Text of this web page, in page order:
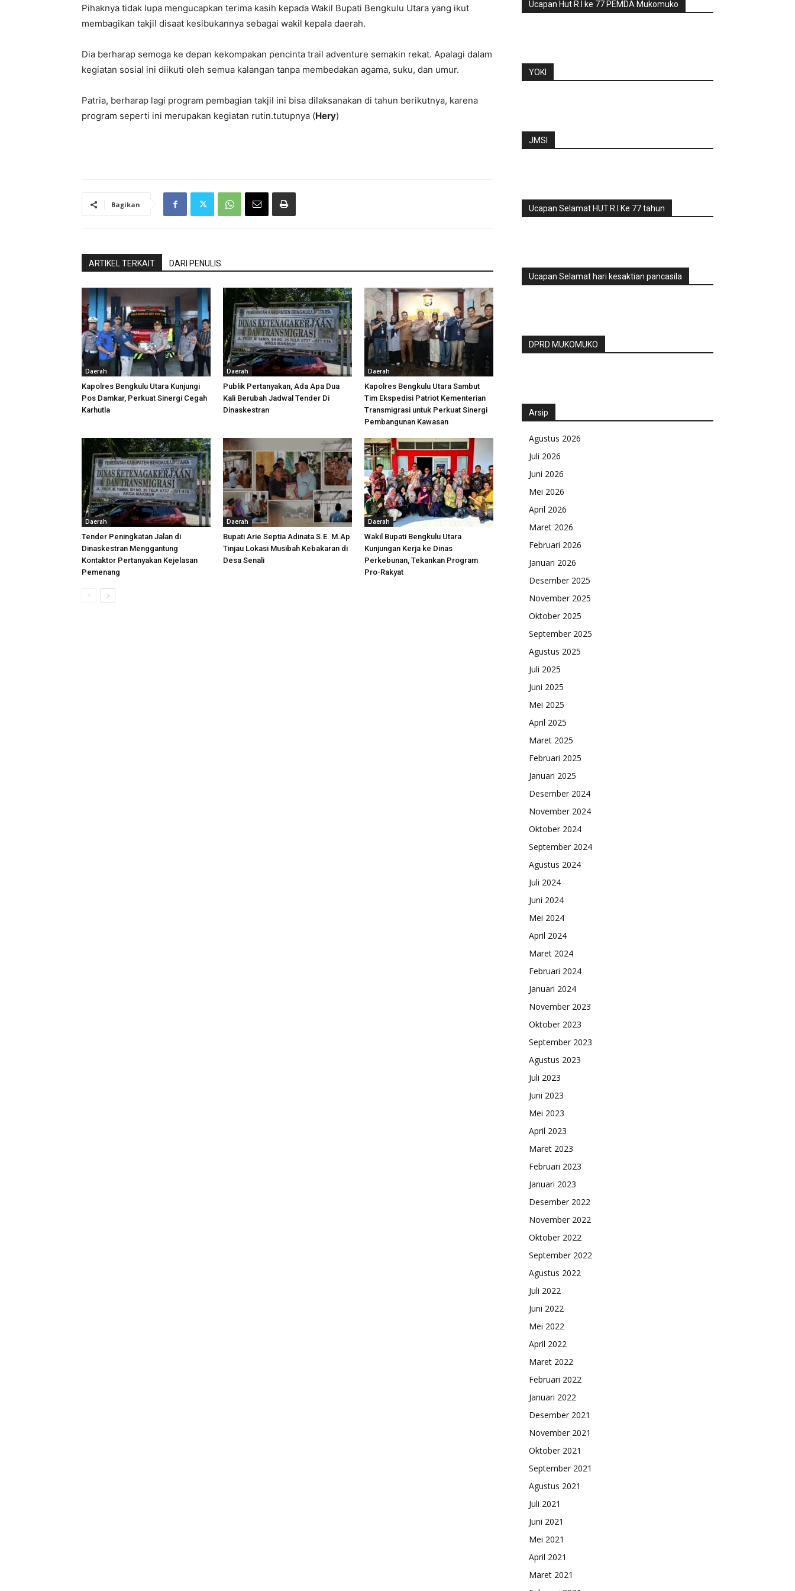
Pihaknya tidak lupa mengucapkan terima kasih kepada Wakil Bupati Bengkulu Utara yang ikut
membagikan takjil disaat kesibukannya sebagai wakil kepala daerah.
Dia berharap semoga ke depan kekompakan pencinta trail adventure semakin rekat. Apalagi dalam
kegiatan sosial ini diikuti oleh semua kalangan tanpa membedakan agama, suku, dan umur.
Patria, berharap lagi program pembagian takjil ini bisa dilaksanakan di tahun berikutnya, karena
program seperti ini merupakan kegiatan rutin.tutupnya (Hery)
Bagikan
ARTIKEL TERKAIT DARI PENULIS
Daerah
Kapolres Bengkulu Utara Kunjungi
Pos Damkar, Perkuat Sinergi Cegah
Karhutla
Daerah
Publik Pertanyakan, Ada Apa Dua
Kali Berubah Jadwal Tender Di
Dinaskestran
Daerah
Kapolres Bengkulu Utara Sambut
Tim Ekspedisi Patriot Kementerian
Transmigrasi untuk Perkuat Sinergi
Pembangunan Kawasan
Daerah
Tender Peningkatan Jalan di
Dinaskestran Menggantung
Kontaktor Pertanyakan Kejelasan
Pemenang
Daerah
Bupati Arie Septia Adinata S.E. M.Ap
Tinjau Lokasi Musibah Kebakaran di
Desa Senali
Daerah
Wakil Bupati Bengkulu Utara
Kunjungan Kerja ke Dinas
Perkebunan, Tekankan Program
Pro-Rakyat
Ucapan Hut R.I ke 77 PEMDA Mukomuko
YOKI
JMSI
Ucapan Selamat HUT.R.I Ke 77 tahun
Ucapan Selamat hari kesaktian pancasila
DPRD MUKOMUKO
Arsip
Agustus 2026
Juli 2026
Juni 2026
Mei 2026
April 2026
Maret 2026
Februari 2026
Januari 2026
Desember 2025
November 2025
Oktober 2025
September 2025
Agustus 2025
Juli 2025
Juni 2025
Mei 2025
April 2025
Maret 2025
Februari 2025
Januari 2025
Desember 2024
November 2024
Oktober 2024
September 2024
Agustus 2024
Juli 2024
Juni 2024
Mei 2024
April 2024
Maret 2024
Februari 2024
Januari 2024
November 2023
Oktober 2023
September 2023
Agustus 2023
Juli 2023
Juni 2023
Mei 2023
April 2023
Maret 2023
Februari 2023
Januari 2023
Desember 2022
November 2022
Oktober 2022
September 2022
Agustus 2022
Juli 2022
Juni 2022
Mei 2022
April 2022
Maret 2022
Februari 2022
Januari 2022
Desember 2021
November 2021
Oktober 2021
September 2021
Agustus 2021
Juli 2021
Juni 2021
Mei 2021
April 2021
Maret 2021